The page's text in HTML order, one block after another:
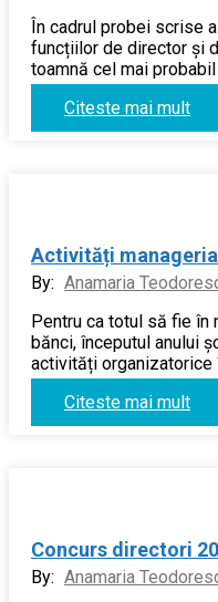
În cadrul probei scrise
funcțiilor de director și
toamnă cel mai probabil
Citeste mai mult
Activități
By: Anamaria
Pentru ca totul să fie în
bănci, începutul anului
activități organizatorice
Citeste mai mult
Concurs directori
By: Anamaria